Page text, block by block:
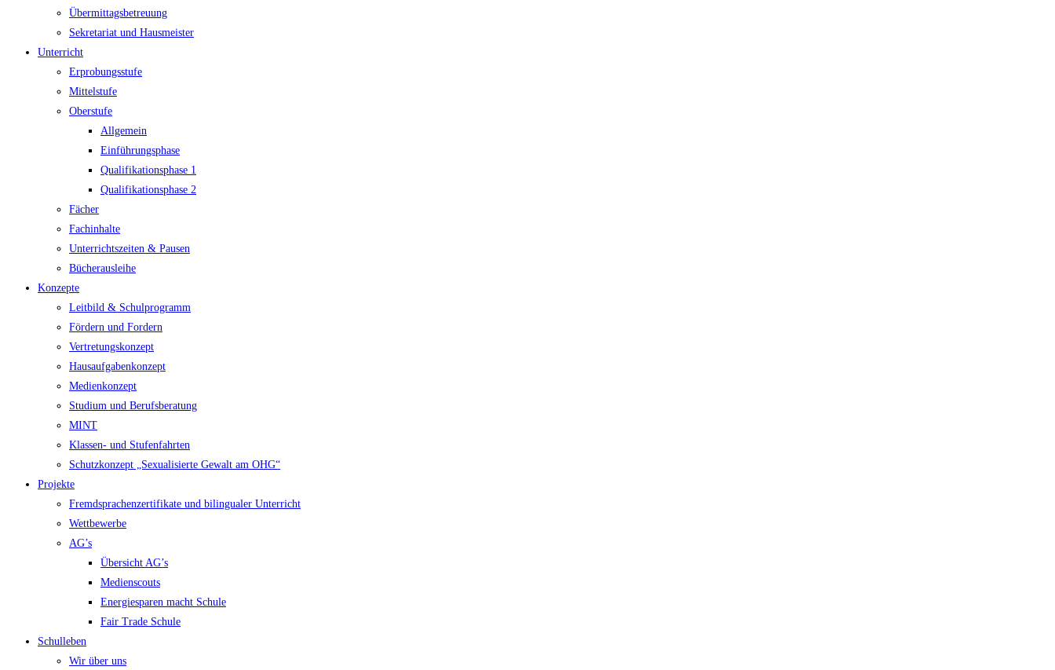
Übermittagsbetreuung
Sekretariat und Hausmeister
Unterricht
Erprobungsstufe
Mittelstufe
Oberstufe
Allgemein
Einführungsphase
Qualifikationsphase 1
Qualifikationsphase 2
Fächer
Fachinhalte
Unterrichtszeiten & Pausen
Bücherausleihe
Konzepte
Leitbild & Schulprogramm
Fördern und Fordern
Vertretungskonzept
Hausaufgabenkonzept
Medienkonzept
Studium und Berufsberatung
MINT
Klassen- und Stufenfahrten
Schutzkonzept „Sexualisierte Gewalt am OHG“
Projekte
Fremdsprachenzertifikate und bilingualer Unterricht
Wettbewerbe
AG’s
Übersicht AG’s
Medienscouts
Energiesparen macht Schule
Fair Trade Schule
Schulleben
Wir über uns